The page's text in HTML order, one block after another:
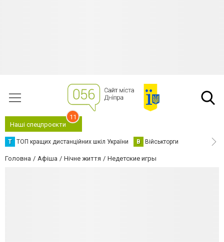
Наші спецпроєкти
11
Т ТОП кращих дистанційних шкіл України В Військторги
Головна Афіша Нічне життя Недетские игры